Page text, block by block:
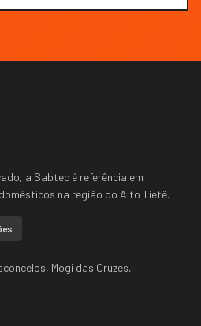
a Sabtec é referência em
na região do Alto Tietê.
Mogi das Cruzes,